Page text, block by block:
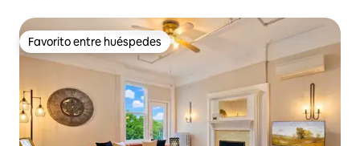
Favorito entre huéspedes
Favorito entre huéspedes